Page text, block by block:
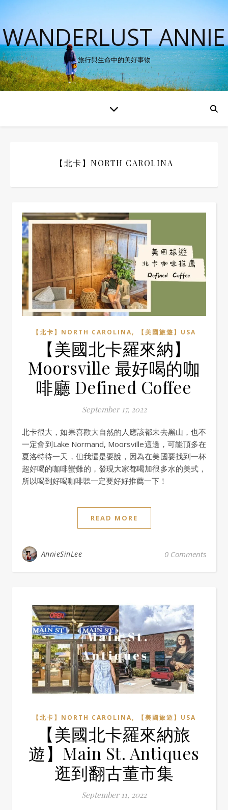
WANDERLUST ANNIE
旅行與生命中的美好事物
【北卡】NORTH CAROLINA
【北卡】NORTH CAROLINA, 【美國旅遊】USA
【美國北卡羅來納】
Moorsville 最好喝的咖
啡廳 Defined Coffee
September 17, 2022
北卡很大，如果喜歡大自然的人應該都未去黑山，也不
一定會到Lake Normand, Moorsville這邊，可能頂多在
夏洛特待一天，但我還是要說，因為在美國要找到一杯
超好喝的咖啡蠻難的，發現大家都喝加很多水的美式，
所以喝到好喝咖啡聽一定要好好推薦一下！
READ MORE
AnnieSinLee 0 Comments
【北卡】NORTH CAROLINA, 【美國旅遊】USA
【美國北卡羅來納旅
遊】Main St. Antiques
逛到翻古董市集
September 11, 2022